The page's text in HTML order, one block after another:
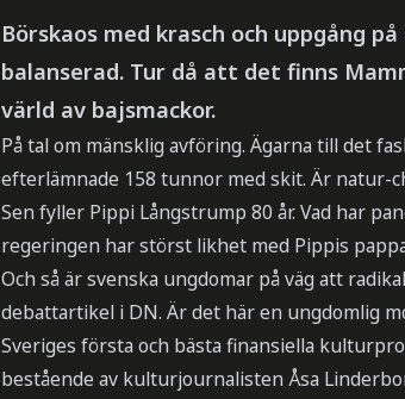
Börskaos med krasch och uppgång
balanserad. Tur då att det finns
värld av bajsmackor.
På tal om mänsklig avföring. Ägarna till det
efterlämnade 158 tunnor med skit. Är natur-
Sen fyller Pippi Långstrump 80 år. Vad har
regeringen har störst likhet med Pippis
Och så är svenska ungdomar på väg att
debattartikel i DN. Är det här en ungdomlig
Sveriges första och bästa finansiella
bestående av kulturjournalisten Åsa